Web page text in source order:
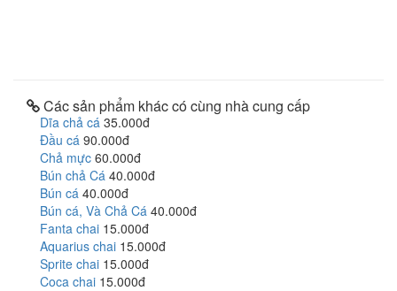
Các sản phẩm khác có cùng nhà cung cấp
Dĩa chả cá 35.000đ
Đầu cá 90.000đ
Chả mực 60.000đ
Bún chả Cá 40.000đ
Bún cá 40.000đ
Bún cá, Và Chả Cá 40.000đ
Fanta chai 15.000đ
Aquarius chai 15.000đ
Sprite chai 15.000đ
Coca chai 15.000đ